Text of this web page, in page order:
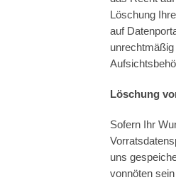
Löschung
auf
Löschung
Sofern Ihr
uns
vonnöten